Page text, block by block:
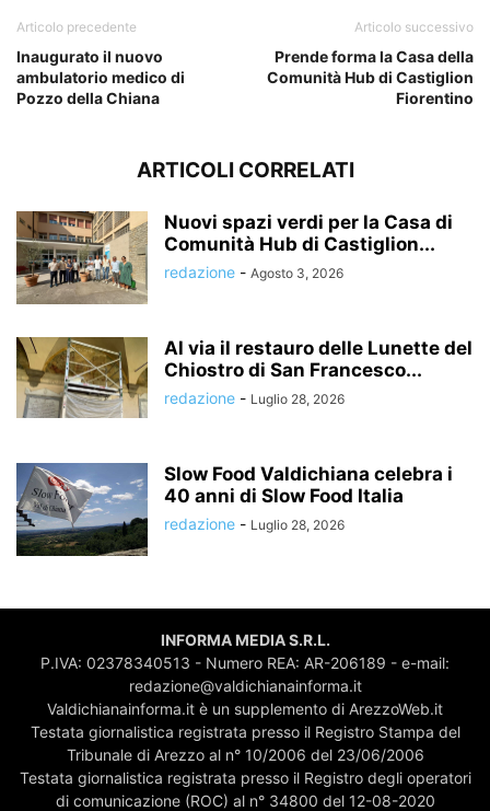
Articolo precedente
Inaugurato il nuovo
ambulatorio medico di
Pozzo della Chiana
Articolo successivo
Prende forma la Casa della
Comunità Hub di Castiglion
Fiorentino
ARTICOLI CORRELATI
Nuovi spazi verdi per la Casa di
Comunità Hub di Castiglion...
redazione - Agosto 3, 2026
Al via il restauro delle Lunette del
Chiostro di San Francesco...
redazione - Luglio 28, 2026
Slow Food Valdichiana celebra i
40 anni di Slow Food Italia
redazione - Luglio 28, 2026
INFORMA MEDIA S.R.L.
P.IVA: 02378340513 - Numero REA: AR-206189 - e-mail:
redazione@valdichianainforma.it
Valdichianainforma.it è un supplemento di ArezzoWeb.it
Testata giornalistica registrata presso il Registro Stampa del
Tribunale di Arezzo al n° 10/2006 del 23/06/2006
Testata giornalistica registrata presso il Registro degli operatori
di comunicazione (ROC) al n° 34800 del 12-08-2020